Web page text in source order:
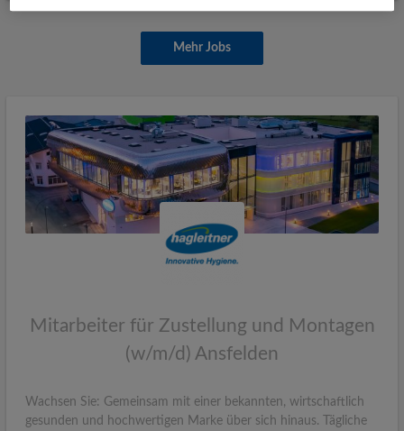
Mehr Jobs
Mitarbeiter für Zustellung und Montagen
(w/m/d) Ansfelden
Wachsen Sie: Gemeinsam mit einer bekannten, wirtschaftlich
gesunden und hochwertigen Marke über sich hinaus. Tägliche